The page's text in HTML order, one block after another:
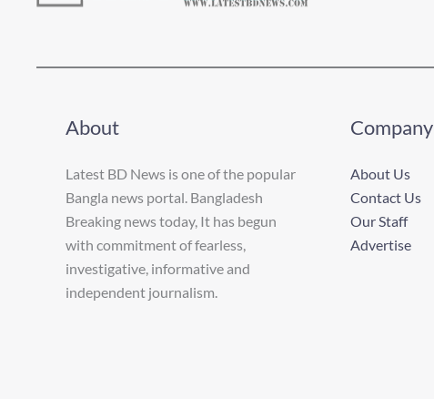
About
Latest BD News is one of the popular
Bangla news portal. Bangladesh
Breaking news today, It has begun
with commitment of fearless,
investigative, informative and
independent journalism.
Company
About Us
Contact Us
Our Staff
Advertise